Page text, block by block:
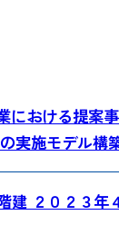
における提案
実施モデル構
建 ２０２３年